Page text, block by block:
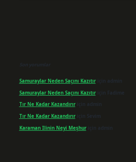
Son yorumlar
Samuraylar Neden Saçını Kazıtıriçin admin
Samuraylar Neden Saçını Kazıtıriçin Fadime
Tır Ne Kadar Kazandırıriçin admin
Tır Ne Kadar Kazandırıriçin Sevim
Karaman Ilinin Neyi Meşhuriçin admin